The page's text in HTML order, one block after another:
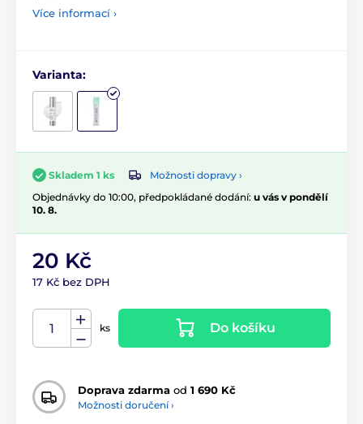
Více informací ›
Varianta:
Skladem 1 ks
Možnosti dopravy ›
Objednávky do 10:00, předpokládané dodání: u vás v pondělí
10. 8.
20 Kč
17 Kč bez DPH
ks Do košíku
Doprava zdarma od 1 690 Kč
Možnosti doručení ›